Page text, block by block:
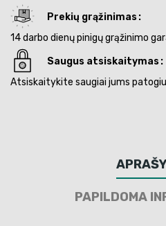
Prekių grąžinimas
14 darbo dienų pinigų grąžinimo
Saugus atsiskaitymas
Atsiskaitykite saugiai jums
PAPILDOMA